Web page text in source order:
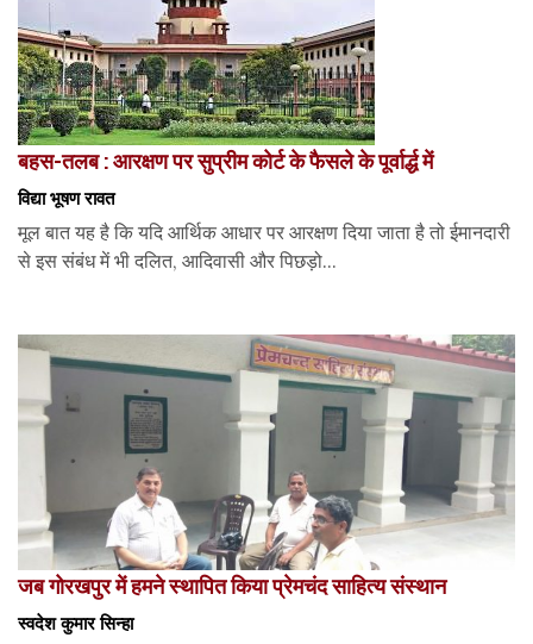
बहस-तलब : आरक्षण पर सुप्रीम कोर्ट के फैसले के पूर्वार्द्ध में
विद्या भूषण रावत
मूल बात यह है कि यदि आर्थिक आधार पर आरक्षण दिया जाता है तो ईमानदारी
से इस संबंध में भी दलित, आदिवासी और पिछड़ो...
जब गोरखपुर में हमने स्थापित किया प्रेमचंद साहित्य संस्थान
स्वदेश कुमार सिन्हा